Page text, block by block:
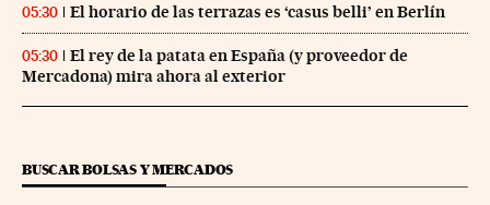
05:30 El horario de las terrazas es ‘casus belli’ en Berlín
05:30
El rey de la patata en España (y proveedor de
Mercadona) mira ahora al exterior
BUSCAR BOLSAS Y MERCADOS